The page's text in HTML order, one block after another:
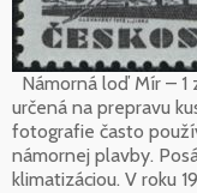
Námorná loď Mír – 1
určená na prepravu
fotografie často
námornej plavby.
klimatizáciou. V roku